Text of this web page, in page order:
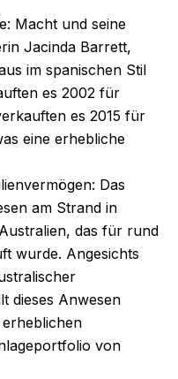
Macht und seine
Jacinda Barrett,
im spanischen Stil
es 2002 für
es 2015 für
eine erhebliche
Das
am Strand in
das für rund
wurde. Angesichts
dieses Anwesen
von